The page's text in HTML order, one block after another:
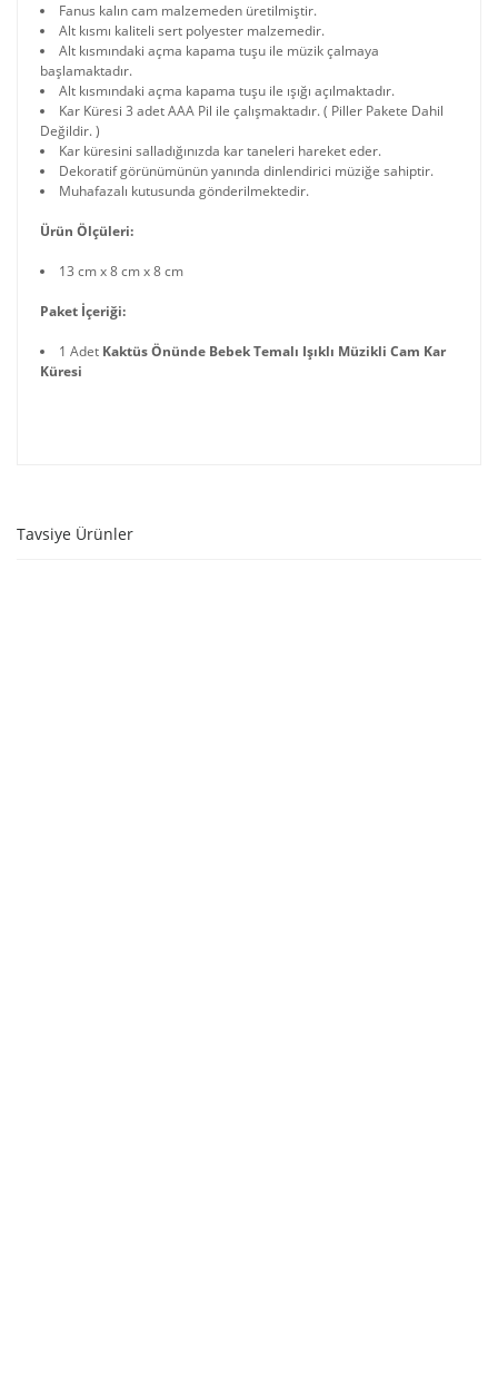
Fanus kalın cam malzemeden üretilmiştir.
Alt kısmı kaliteli sert polyester malzemedir.
Alt kısmındaki açma kapama tuşu ile müzik çalmaya
başlamaktadır.
Alt kısmındaki açma kapama tuşu ile ışığı açılmaktadır.
Kar Küresi 3 adet AAA Pil ile çalışmaktadır. ( Piller Pakete Dahil
Değildir. )
Kar küresini salladığınızda kar taneleri hareket eder.
Dekoratif görünümünün yanında dinlendirici müziğe sahiptir.
Muhafazalı kutusunda gönderilmektedir.
Ürün Ölçüleri:
13 cm x 8 cm x 8 cm
Paket İçeriği:
1 Adet Kaktüs Önünde Bebek Temalı Işıklı Müzikli Cam Kar
Küresi
Tavsiye Ürünler